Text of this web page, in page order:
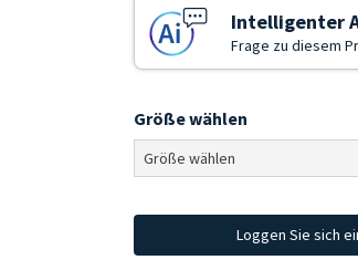
Intelligenter
Frage zu diesem
Größe wählen
Loggen Sie sich